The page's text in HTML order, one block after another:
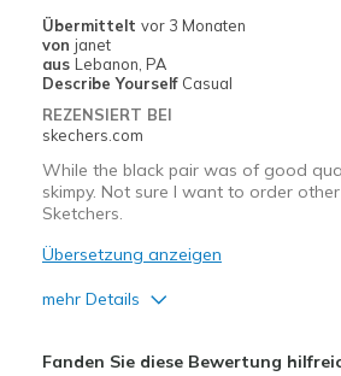
Übermittelt vor 3 Monaten
von janet
aus Lebanon, PA
Describe Yourself Casual
REZENSIERT BEI
skechers.com
While the black pair was of good
skimpy. Not sure I want to order
Sketchers.
Übersetzung anzeigen
mehr Details
Fanden Sie diese Bewertung